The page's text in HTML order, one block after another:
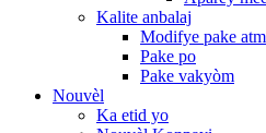
Kalite anbalaj
Modifye pake
Pake po
Pake vakyòm
Nouvèl
Ka etid yo